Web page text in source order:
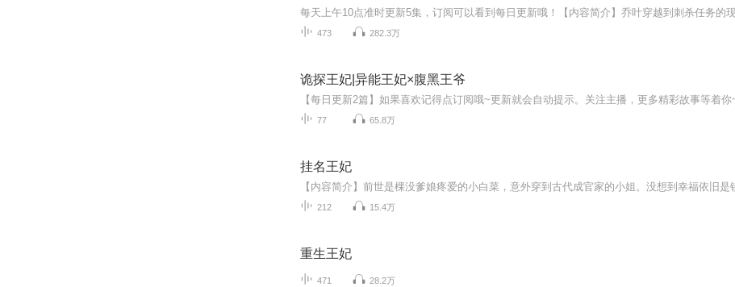
473 282.3万
诡探王妃|异能王妃×腹黑王爷
77 65.8万
挂名王妃
212 15.4万
重生王妃
471 28.2万